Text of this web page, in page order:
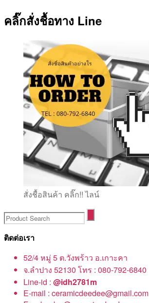
คลิ๊กสั่งชื้อทาง Line
สั่งชื้อสินค้า คลิ๊ก!! ไลน์
ติดต่อเรา
52/4 หมู่ 5 ต.วังพร้าว อ.เกาะคา
จ.ลำปาง 52130 โทร : 080-792-6840
Line-id : @idh2781m
E-mail : ceramicdeedee@gmail.com